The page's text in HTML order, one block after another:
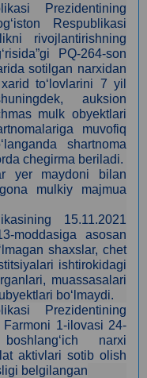
Prezidentining
Respublikasi
rivojlantirishning
PQ-264-son
sotilgan narxidan
to‘lovlarini 7 yil
auksion
mulk obyektlari
muvofiq
shartnoma
chegirma beriladi.
yer maydoni bilan
mulkiy majmua
15.11.2021
moddasiga asosan
shaxslar, chet
ishtirokidagi
muassasalari
bo‘lmaydi.
Prezidentining
1-ilovasi 24-
narxi
aktivlari sotib olish
belgilangan